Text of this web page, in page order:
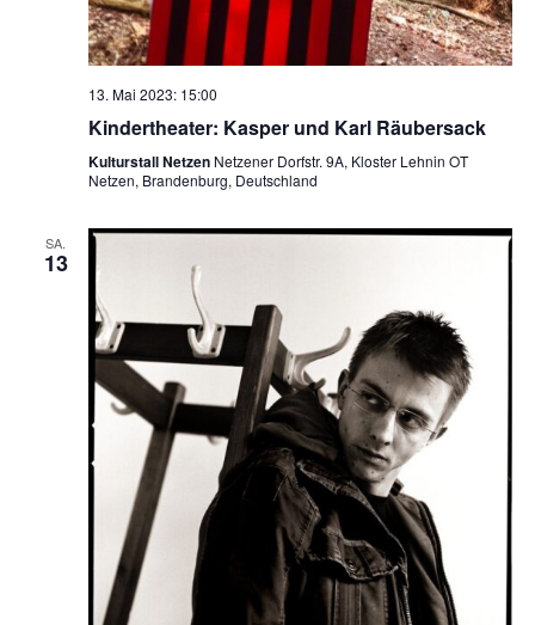
13. Mai 2023: 15:00
Kindertheater: Kasper und Karl Räubersack
Kulturstall Netzen Netzener Dorfstr. 9A, Kloster Lehnin OT
Netzen, Brandenburg, Deutschland
SA.
13